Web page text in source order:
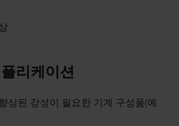
리케이션
상된 강성이 필요한 기계 구성품(예: